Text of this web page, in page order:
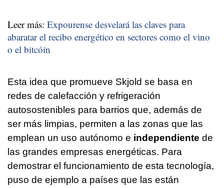
Leer más: Expourense desvelará las claves para
abaratar el recibo energético en sectores como el vino
o el bitcóin
Esta idea que promueve Skjold se basa en
redes de calefacción y refrigeración
autosostenibles para barrios que, además de
ser más limpias, permiten a las zonas que las
emplean un uso autónomo e independiente de
las grandes empresas energéticas. Para
demostrar el funcionamiento de esta tecnología,
puso de ejemplo a países que las están